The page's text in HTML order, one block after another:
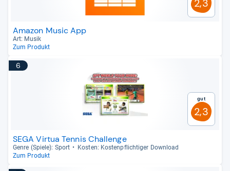
2,3
Amazon Music App
Art: Musik
Zum Produkt
6
Gut
2,3
SEGA Virtua Tennis Challenge
Genre (Spiele): Sport
Kos­ten: Kos­ten­pflich­ti­ger Dow­n­load
Zum Produkt